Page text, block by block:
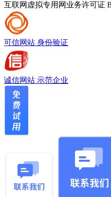
互联网虚拟专用网业务许可证
可信网站 身份验证
诚信网站 示范企业